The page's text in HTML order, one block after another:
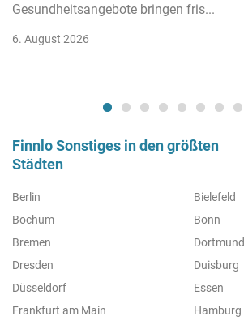
Gesundheitsangebote bringen fris...
6. August 2026
Finnlo Sonstiges in den größten
Städten
Berlin
Bielefeld
Bochum
Bonn
Bremen
Dortmund
Dresden
Duisburg
Düsseldorf
Essen
Frankfurt am Main
Hamburg